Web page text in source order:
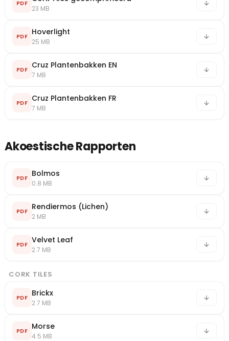
PDF
23 MB
PDF Hoverlight
25 MB
PDF Cruz Plantenbakken EN
7 MB
PDF Cruz Plantenbakken FR
7 MB
Akoestische Rapporten
PDF Bolmos
0.8 MB
PDF Rendiermos (Lichen)
2 MB
PDF Velvet Leaf
2.7 MB
CORK TILES
PDF Brickx
2.7 MB
PDF Morse
4.5 MB